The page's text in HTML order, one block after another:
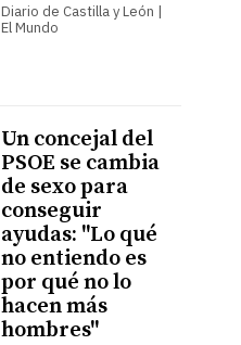
Diario de Castilla y León |
El Mundo
Un concejal del
PSOE se cambia
de sexo para
conseguir
ayudas: "Lo qué
no entiendo es
por qué no lo
hacen más
hombres"